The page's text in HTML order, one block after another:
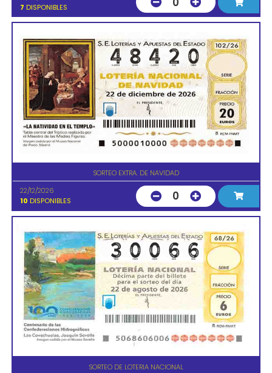
7 DISPONIBLES
SORTEO EXTRA. DE NAVIDAD
22/12/2026
10 DISPONIBLES 0
SORTEO DE LOTERIA NACIONAL